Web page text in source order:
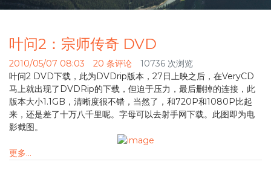
叶问2：宗师传奇 DVD
2010/05/07 08:03 20 条评论
10736 次浏览
叶问2 DVD下载，此为DVDrip版本，27日上映之后，在VeryCD
马上就出现了DVDRip的下载，但迫于压力，最后删掉的连接，此
版本大小1.1GB，清晰度很不错，当然了，和720P和1080P比起
来，还是差了十万八千里呢。字母可以去射手网下载。此图即为电
影截图。
更多…